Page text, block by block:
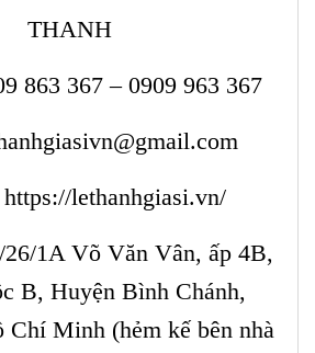
THANH
863 367 – 0909 963 367
https://lethanhgiasi.vn/
1A Võ Văn Vân, ấp 4B,
B, Huyện Bình Chánh,
Chí Minh (hẻm kế bên nhà